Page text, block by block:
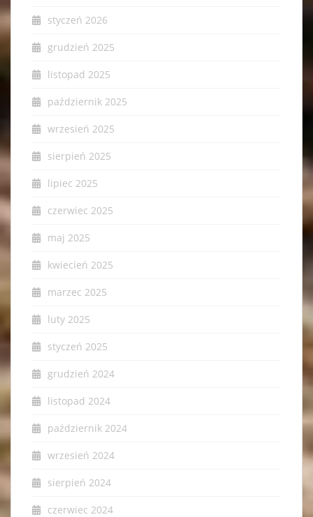
styczeń 2026
grudzień 2025
listopad 2025
październik 2025
wrzesień 2025
sierpień 2025
lipiec 2025
czerwiec 2025
maj 2025
kwiecień 2025
marzec 2025
luty 2025
styczeń 2025
grudzień 2024
listopad 2024
październik 2024
wrzesień 2024
sierpień 2024
czerwiec 2024